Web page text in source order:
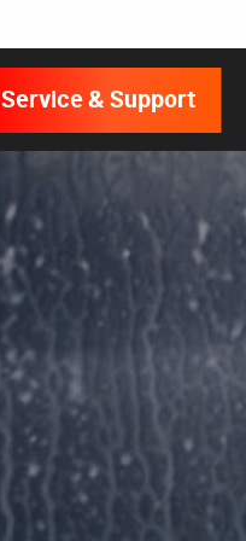
Service & Support